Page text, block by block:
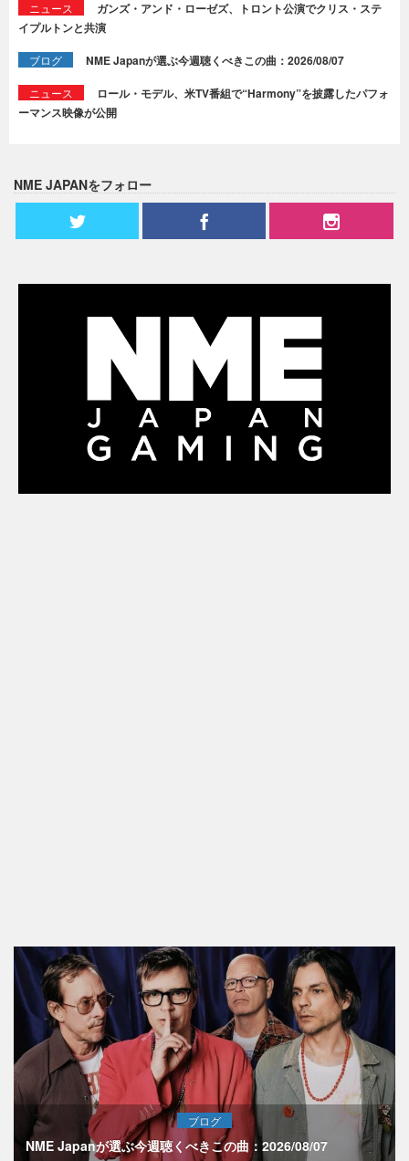
ニュース
ガンズ・アンド・ローゼズ、トロント公演でクリス・ステ
イプルトンと共演
ブログ NME Japanが選ぶ今週聴くべきこの曲：2026/08/07
ニュース
ロール・モデル、米TV番組で“Harmony”を披露したパフォ
ーマンス映像が公開
NME JAPANをフォロー
ブログ
NME Japanが選ぶ今週聴くべきこの曲：2026/08/07